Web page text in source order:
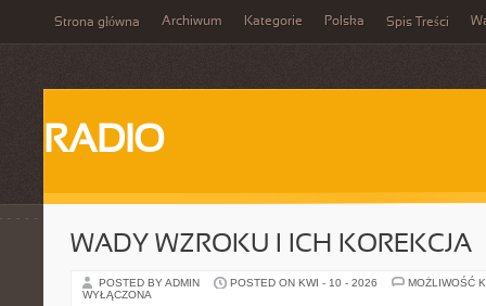
Strona główna Archiwum Kategorie Polska Spis Treści
RADIO
WADY WZROKU I ICH KOREKCJA
POSTED BY ADMIN POSTED ON KWI - 10 - 2026
MOŻLIWOŚĆ
WYŁĄCZONA